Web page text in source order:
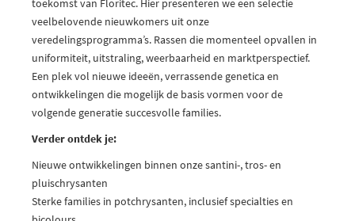
toekomst van Floritec. Hier presenteren we een selectie
veelbelovende nieuwkomers uit onze
veredelingsprogramma’s. Rassen die momenteel opvallen in
uniformiteit, uitstraling, weerbaarheid en marktperspectief.
Een plek vol nieuwe ideeën, verrassende genetica en
ontwikkelingen die mogelijk de basis vormen voor de
volgende generatie succesvolle families.
Verder ontdek je:
Nieuwe ontwikkelingen binnen onze santini-, tros- en
pluischrysanten
Sterke families in potchrysanten, inclusief specialties en